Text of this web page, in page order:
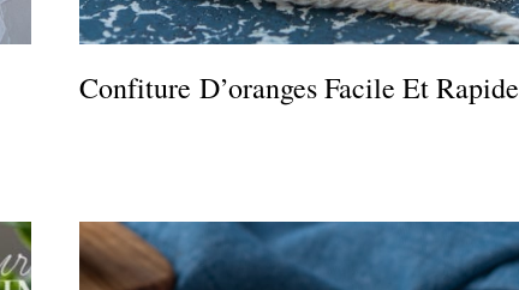
Confiture D’oranges Facile Et Rapide